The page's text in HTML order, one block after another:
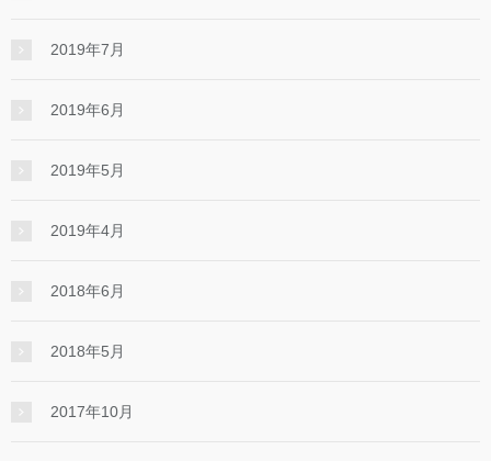
2019年7月
2019年6月
2019年5月
2019年4月
2018年6月
2018年5月
2017年10月